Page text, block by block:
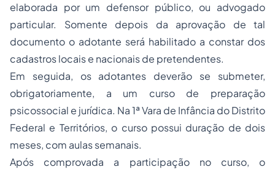
elaborada por um defensor público, ou advogado
particular. Somente depois da aprovação de tal
documento o adotante será habilitado a constar dos
cadastros locais e nacionais de pretendentes.
Em seguida, os adotantes deverão se submeter,
obrigatoriamente, a um curso de preparação
psicossocial e jurídica. Na 1ª Vara de Infância do Distrito
Federal e Territórios, o curso possui duração de dois
meses, com aulas semanais.
Após comprovada a participação no curso, o